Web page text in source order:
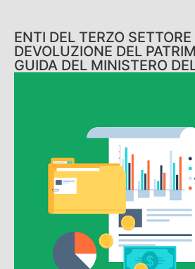
ENTI DEL TERZO SETTORE
DEVOLUZIONE DEL
GUIDA DEL MINISTERO